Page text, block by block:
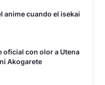
anime cuando el isekai
oficial con olor a Utena
Akogarete